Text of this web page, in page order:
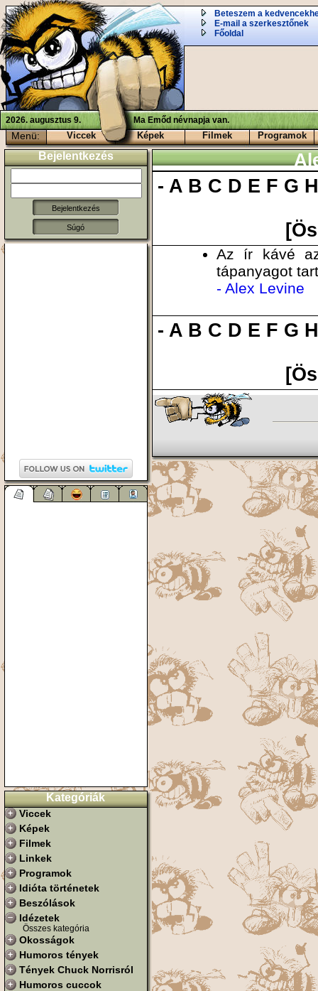
Beteszem a
E-mail a szerkesztőnek
Főoldal
2026. augusztus 9. Ma Emőd névnapja van.
Menü: Viccek Képek Filmek Programok
Bejelentkezés
Súgó
Kategóriák
Viccek
Képek
Filmek
Linkek
Programok
Idióta történetek
Beszólások
Idézetek
Összes kategória
Okosságok
Humoros tények
Tények Chuck Norrisról
Humoros cuccok
-A B C D E F G
Az ír kávé
tápanyagot
- Alex Levine
-A B C D E F G